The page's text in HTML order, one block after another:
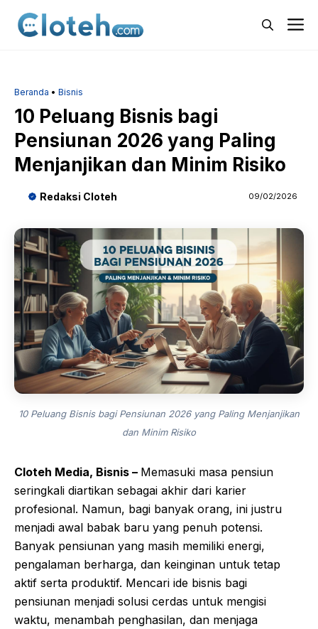
Beranda • Bisnis
10 Peluang Bisnis bagi
Pensiunan 2026 yang Paling
Menjanjikan dan Minim Risiko
Redaksi Cloteh 09/02/2026
10 Peluang Bisnis bagi Pensiunan 2026 yang Paling Menjanjikan
dan Minim Risiko
Cloteh Media, Bisnis – Memasuki masa pensiun
seringkali diartikan sebagai akhir dari karier
profesional. Namun, bagi banyak orang, ini justru
menjadi awal babak baru yang penuh potensi.
Banyak pensiunan yang masih memiliki energi,
pengalaman berharga, dan keinginan untuk tetap
aktif serta produktif. Mencari ide bisnis bagi
pensiunan menjadi solusi cerdas untuk mengisi
waktu, menambah penghasilan, dan menjaga